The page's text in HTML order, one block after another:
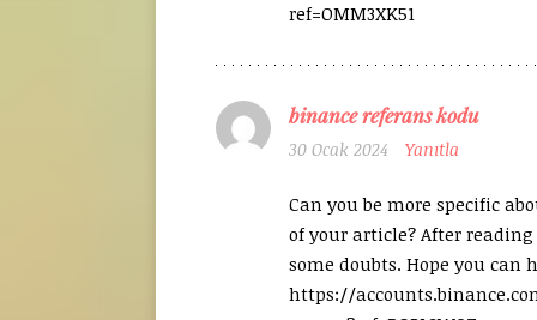
ref=OMM3XK51
binance referans kodu
30 Ocak 2024 Yanıtla
Can you be more specific
of your article? After
some doubts. Hope you can
https://